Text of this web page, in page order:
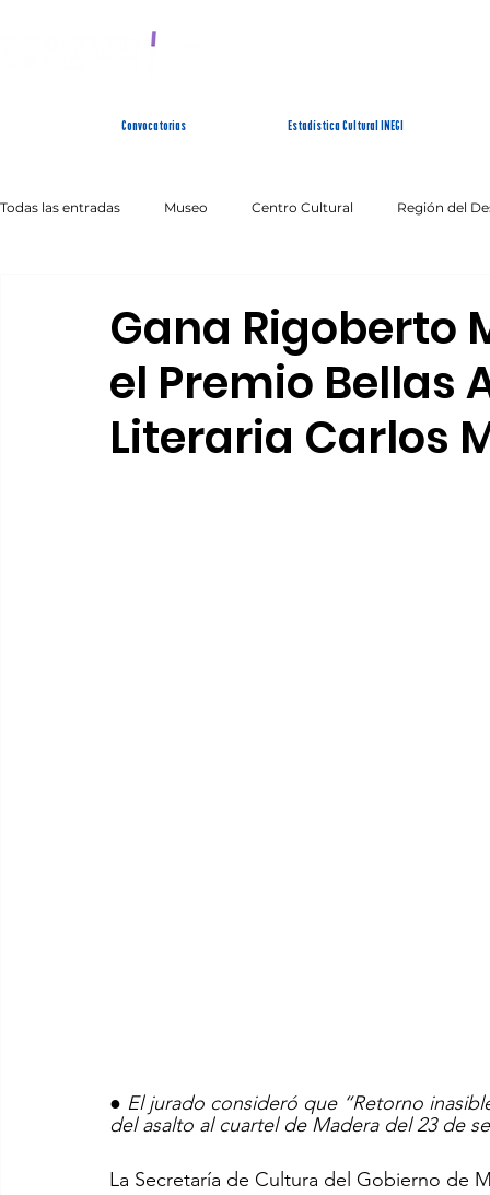
Convocatorias Estadística Cultural INEGI
Todas las entradas Museo Centro Cultural Región del
Gana Rigoberto
el Premio Bellas
Literaria Carlos
● El jurado consideró que “Retorno
del asalto al cuartel de Madera del 23 de
La Secretaría de Cultura del Gobierno de